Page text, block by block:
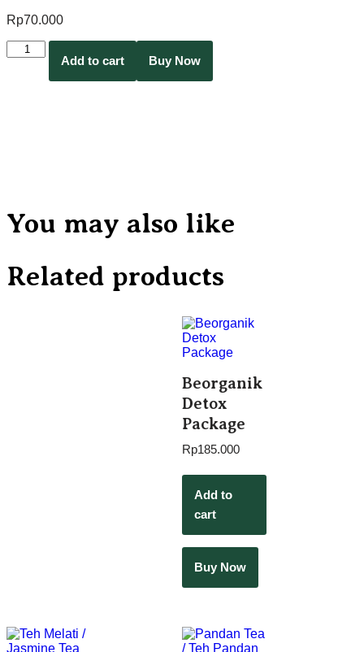
Rp70.000
Add to cart Buy Now
You may also like
Related products
Beorganik
Detox
Package
Rp185.000
Add to
cart
Buy Now